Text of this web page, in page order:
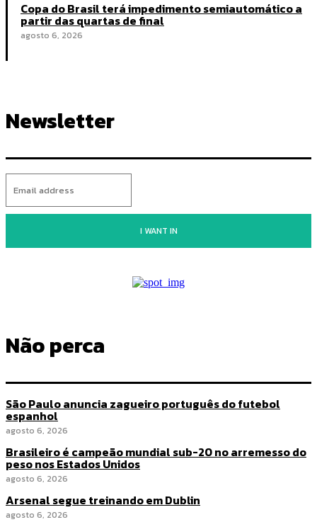
Copa do Brasil terá impedimento semiautomático a
partir das quartas de final
agosto 6, 2026
Newsletter
I WANT IN
Não perca
São Paulo anuncia zagueiro português do futebol
espanhol
agosto 6, 2026
Brasileiro é campeão mundial sub-20 no arremesso do
peso nos Estados Unidos
agosto 6, 2026
Arsenal segue treinando em Dublin
agosto 6, 2026